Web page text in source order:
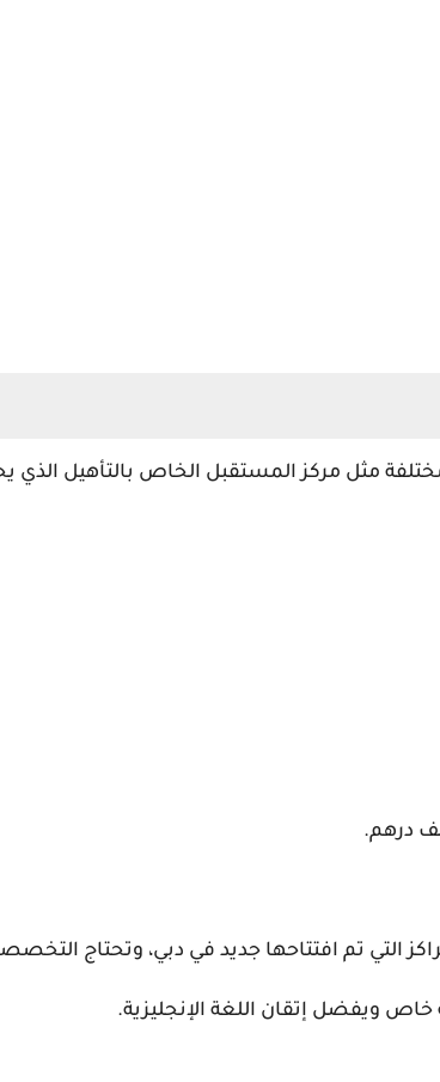
مثل مركز المستقبل الخاص بالتأهيل الذي
التي تم افتتاحها جديد في دبي، وتحتاج
ويفضل إتقان اللغة الإنجليزية.